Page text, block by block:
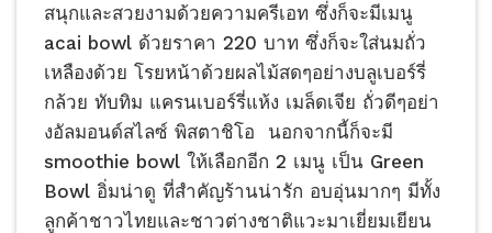
สนุกและสวยงามด้วยความครีเอท ซึ่งก็จะมีเมนู
acai bowl ด้วยราคา 220 บาท ซึ่งก็จะใส่นมถั่ว
เหลืองด้วย โรยหน้าด้วยผลไม้สดๆอย่างบลูเบอร์รี่
กล้วย ทับทิม แครนเบอร์รี่แห้ง เมล็ดเจีย ถั่วดีๆอย่า
งอัลมอนด์สไลซ์ พิสตาชิโอ นอกจากนี้ก็จะมี
smoothie bowl ให้เลือกอีก 2 เมนู เป็น Green
Bowl อิ่มน่าดู ที่สำคัญร้านน่ารัก อบอุ่นมากๆ มีทั้ง
ลูกค้าชาวไทยและชาวต่างชาติแวะมาเยี่ยมเยียน